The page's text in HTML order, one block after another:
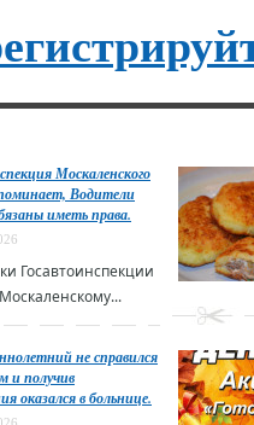
Москаленского
Водители
иметь права.
Госавтоинспекции
не справился
и получив
оказался в больнице.